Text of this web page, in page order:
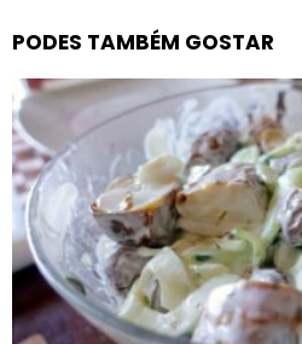
PODES TAMBÉM GOSTAR